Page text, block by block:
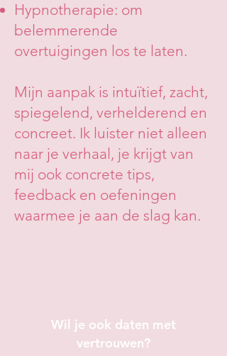
Hypnotherapie: om
belemmerende
overtuigingen los te laten.
Mijn aanpak is intuïtief, zacht,
spiegelend, verhelderend en
concreet. Ik luister niet alleen
naar je verhaal, je krijgt van
mij ook concrete tips,
feedback en oefeningen
waarmee je aan de slag kan.
Wil je ook daten met
vertrouwen?